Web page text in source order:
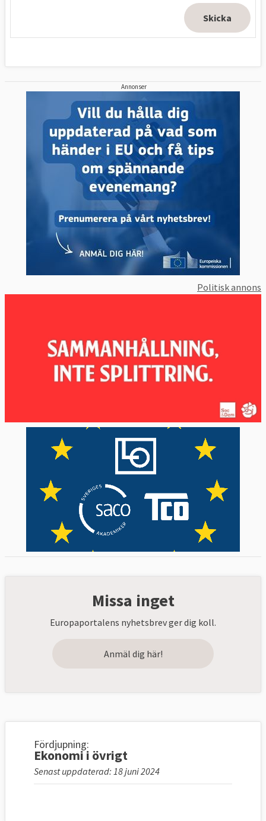
Annonser
Politisk annons
Missa inget
Europaportalens nyhetsbrev ger dig koll.
Anmäl dig här!
Fördjupning:
Ekonomi i övrigt
Senast uppdaterad: 18 juni 2024